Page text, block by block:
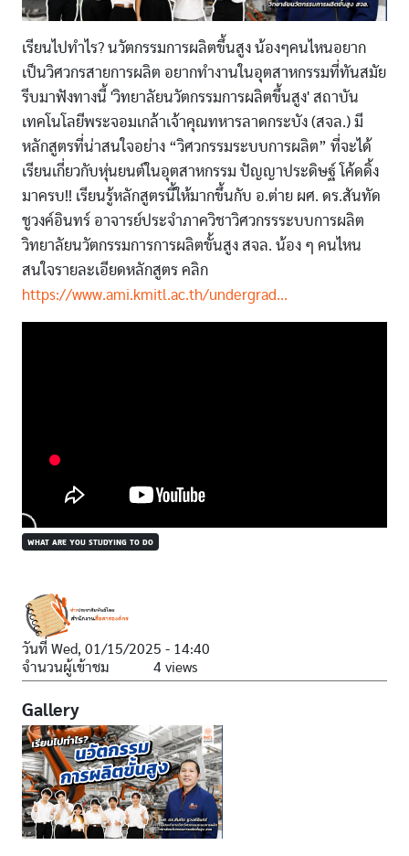
เรียนไปทำไร? นวัตกรรมการผลิตขึ้นสูง น้องๆคนไหนอยาก
เป็นวิศวกรสายการผลิต อยากทำงานในอุตสาหกรรมที่ทันสมัย
รีบมาฟังทางนี้ 'วิทยาลัยนวัตกรรมการผลิตขึ้นสูง' สถาบัน
เทคโนโลยีพระจอมเกล้าเจ้าคุณทหารลาดกระบัง (สจล.) มี
หลักสูตรที่น่าสนใจอย่าง “วิศวกรรมระบบการผลิต” ที่จะได้
เรียนเกี่ยวกับหุ่นยนต์ในอุตสาหกรรม ปัญญาประดิษฐ์ โค้ดดิ้ง
มาครบ!! เรียนรู้หลักสูตรนี้ให้มากขึ้นกับ อ.ต่าย ผศ. ดร.สันทัด
ชูวงค์อินทร์ อาจารย์ประจำภาควิชาวิศวกรรระบบการผลิต
วิทยาลัยนวัตกรรมการการผลิตขั้นสูง สจล. น้อง ๆ คนไหน
สนใจรายละเอียดหลักสูตร คลิก
https://www.ami.kmitl.ac.th/undergrad...
WHAT ARE YOU STUDYING TO DO
วันที่ Wed, 01/15/2025 - 14:40
จำนวนผู้เข้าชม
4 views
Gallery